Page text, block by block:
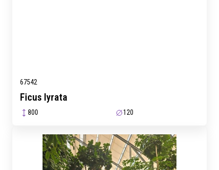
67542
Ficus lyrata
800 120